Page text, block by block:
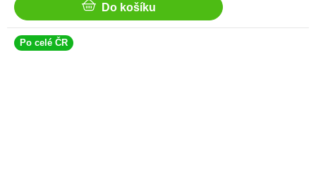
Do košíku
Po celé ČR